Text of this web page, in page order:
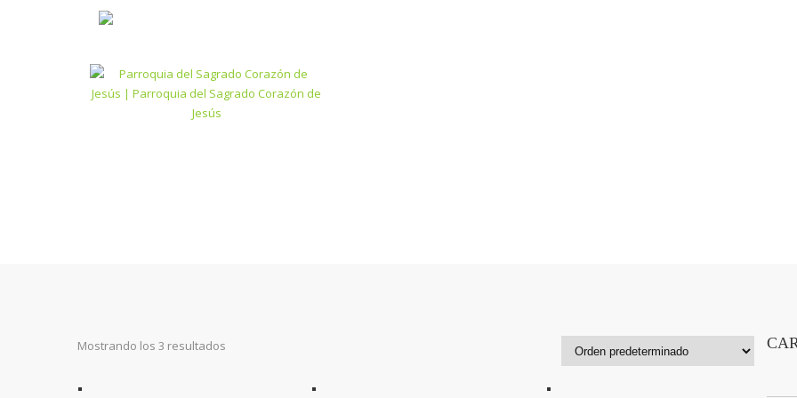
Mostrando los 3 resultados